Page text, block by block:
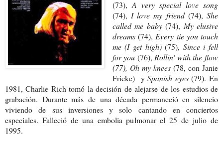
(73),A very special love song
(74),I love my friend (74),She
called me baby(74), My elusive
dreams(74),Every tie you touch
me (I get high)(75), Since i fell
for you (76),Rollin' with the flow
(77), Oh my knees(78, con Janie
Fricke) ySpanish eyes(79). En
1981, Charlie Rich tomó la decisión de alejarse de los estudios de
grabación. Durante más de una década permaneció en silencio
viviendo de sus inversiones y solo cantando en conciertos
especiales. Falleció de una embolia pulmonar el 25 de julio de
1995.